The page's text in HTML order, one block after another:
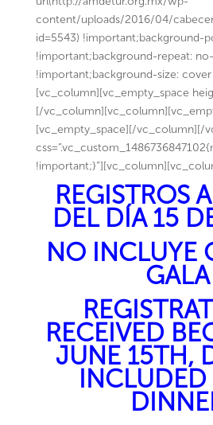
content/uploads/2016/04/
id=5543) !important;background-
!important;background-repeat:
!important;background-size:
[vc_column][vc_empty_space
[/
[vc_empty_space][/vc_column][/
REGISTROS
DEL DÍA 15
NO INCLUYE
GALA
RECEIVED
JUNE 15TH,
INCLUDED